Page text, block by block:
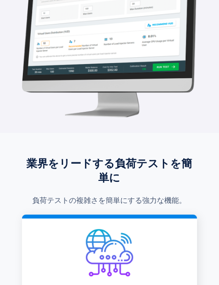
業界をリードする負荷テストを簡
単に
負荷テストの複雑さを簡単にする強力な機能。